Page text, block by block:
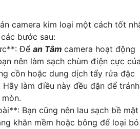
camera kim loại một cách tốt
bước sau:
Để an Tâm camera hoạt động
nên làm sạch chùm điện cực
cồn hoặc dung dịch tẩy rửa đặc
làm điều này đều đặn để tránh
Bạn cũng nên lau sạch bề mặt
khăn mềm hoặc bông để loại bỏ